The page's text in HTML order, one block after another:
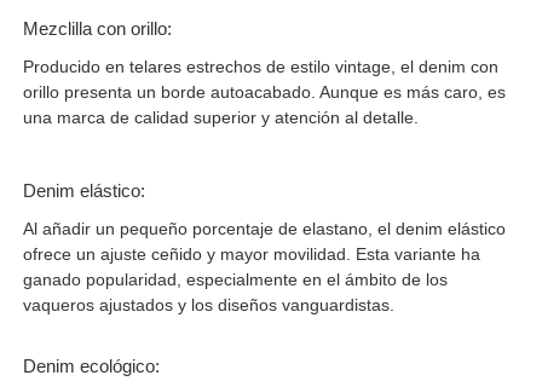
Mezclilla con orillo:
Producido en telares estrechos de estilo vintage, el denim con
orillo presenta un borde autoacabado. Aunque es más caro, es
una marca de calidad superior y atención al detalle.
Denim elástico:
Al añadir un pequeño porcentaje de elastano, el denim elástico
ofrece un ajuste ceñido y mayor movilidad. Esta variante ha
ganado popularidad, especialmente en el ámbito de los
vaqueros ajustados y los diseños vanguardistas.
Denim ecológico: